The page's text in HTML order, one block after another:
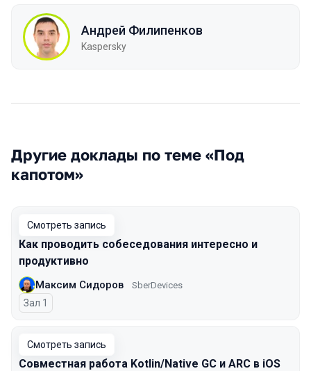
Андрей Филипенков
Kaspersky
Другие доклады по теме «Под
капотом»
Смотреть запись
Как проводить собеседования интересно и
продуктивно
Максим Сидоров SberDevices
Зал 1
Смотреть запись
Совместная работа Kotlin/Native GC и ARC в iOS